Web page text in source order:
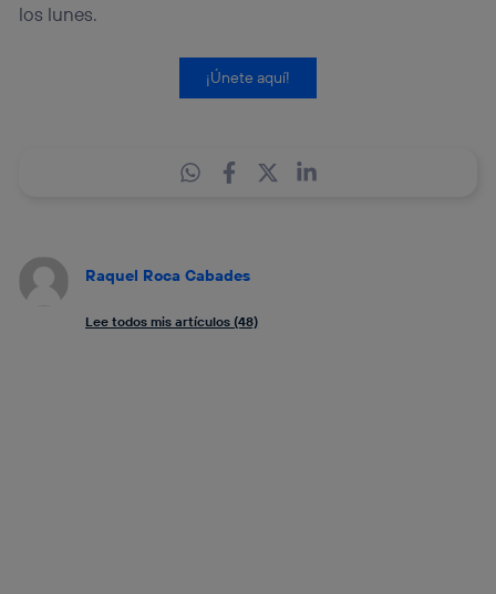
los lunes.
¡Únete aquí!
Raquel Roca Cabades
Lee todos mis artículos (48)